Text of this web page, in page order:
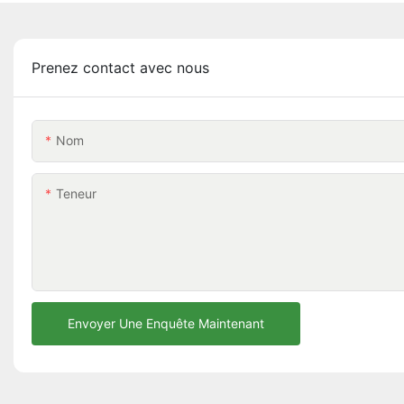
Prenez contact avec nous
Nom
Teneur
Envoyer Une Enquête Maintenant